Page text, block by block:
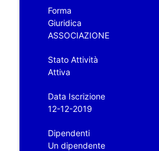
Forma
Giuridica
ASSOCIAZIONE
Stato Attività
Attiva
Data Iscrizione
12-12-2019
Dipendenti
Un dipendente